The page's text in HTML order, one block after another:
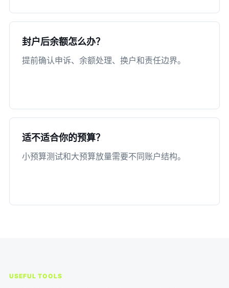
封户后余额怎么办？
提前确认申诉、余额处理、换户和责任边界。
适不适合你的预算？
小预算测试和大预算放量需要不同账户结构。
USEFUL TOOLS